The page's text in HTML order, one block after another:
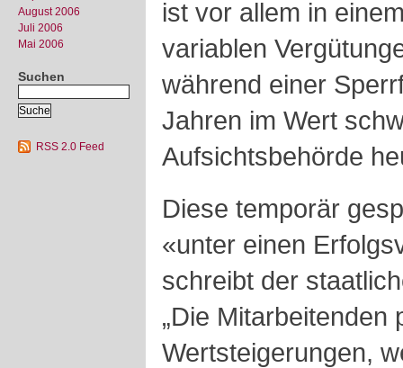
August 2006
Juli 2006
Mai 2006
Suchen
RSS 2.0 Feed
ist vor allem in
variablen
während einer
Jahren im Wert
Aufsichtsbehörde
Diese temporär
«unter einen
schreibt der
„Die Mitarbeitenden
Wertsteigerungen,